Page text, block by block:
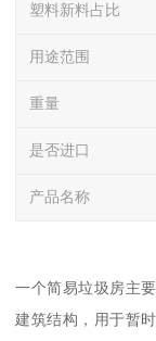
塑料新料占比
用途范围
重量
是否进口
产品名称
一个简易垃圾房主
建筑结构，用于暂